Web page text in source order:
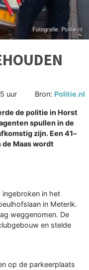
uur Bron: Politie.nl
de politie in Horst
spullen in de
zijn. Een 41–
Maas wordt
in het
in Meterik.
weggenomen. De
en stelde
op de parkeerplaats